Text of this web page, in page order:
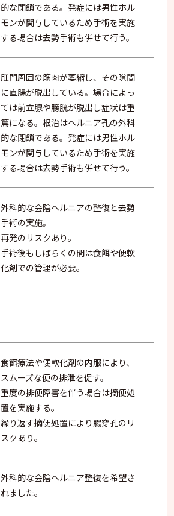
的な閉鎖である。発症には男性ホル
モンが関与しているため手術を実施
する場合は去勢手術も併せて行う。
肛門周囲の筋肉が萎縮し、その隙間
に直腸が脱出している。場合によっ
ては前立腺や膀胱が脱出し症状は重
篤になる。根治はヘルニア孔の外科
的な閉鎖である。発症には男性ホル
モンが関与しているため手術を実施
する場合は去勢手術も併せて行う。
外科的な会陰ヘルニアの整復と去勢
手術の実施。
再発のリスクあり。
手術後もしばらくの間は食餌や便軟
化剤での管理が必要。
食餌療法や便軟化剤の内服により、
スムーズな便の排泄を促す。
重度の排便障害を伴う場合は摘便処
置を実施する。
繰り返す摘便処置により腸穿孔のリ
スクあり。
外科的な会陰ヘルニア整復を希望さ
れました。